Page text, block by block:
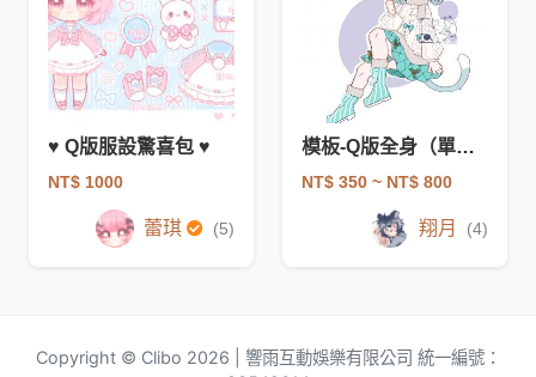
♥ Q版服設驚喜包 ♥
NT$ 1000
蕾琪 (5)
模板-Q版全身（單人）底色/正常上色
NT$ 350 ~ NT$ 800
翔月 (4)
Copyright © Clibo 2026 | 響雨互動娛樂有限公司 統一編號：